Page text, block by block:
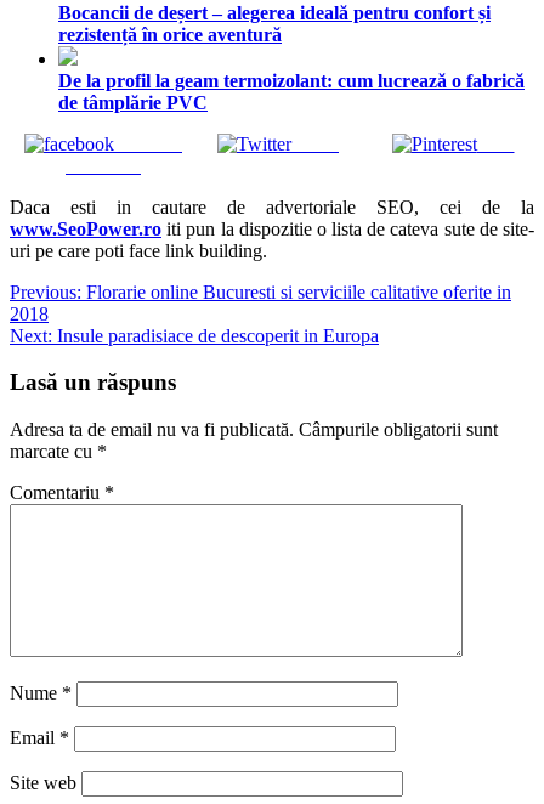
Bocancii de deșert – alegerea ideală pentru confort și
rezistență în orice aventură
De la profil la geam termoizolant: cum lucrează o fabrică
de tâmplărie PVC
Tweet Save
Daca esti in cautare de advertoriale SEO, cei de la
www.SeoPower.ro iti pun la dispozitie o lista de cateva sute de site-
uri pe care poti face link building.
Navigare
în
Previous: Florarie online Bucuresti si serviciile calitative oferite in
2018
Next: Insule paradisiace de descoperit in Europa
Lasă un răspuns
Adresa ta de email nu va fi publicată. Câmpurile obligatorii sunt
marcate cu *
Comentariu *
Nume *
Email *
Site web